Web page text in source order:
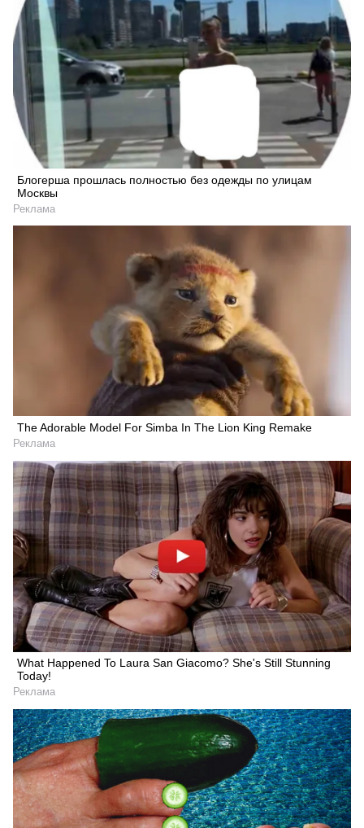
Блогерша прошлась полностью без одежды по улицам
Москвы
Реклама
The Adorable Model For Simba In The Lion King Remake
Реклама
What Happened To Laura San Giacomo? She's Still Stunning
Today!
Реклама